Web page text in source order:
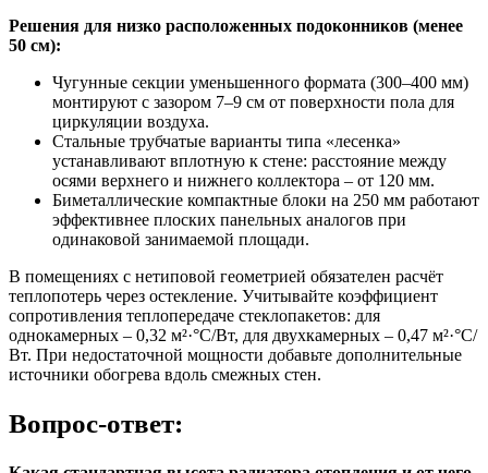
Решения для низко расположенных подоконников (менее
50 см):
Чугунные секции уменьшенного формата (300–400 мм)
монтируют с зазором 7–9 см от поверхности пола для
циркуляции воздуха.
Стальные трубчатые варианты типа «лесенка»
устанавливают вплотную к стене: расстояние между
осями верхнего и нижнего коллектора – от 120 мм.
Биметаллические компактные блоки на 250 мм работают
эффективнее плоских панельных аналогов при
одинаковой занимаемой площади.
В помещениях с нетиповой геометрией обязателен расчёт
теплопотерь через остекление. Учитывайте коэффициент
сопротивления теплопередаче стеклопакетов: для
однокамерных – 0,32 м²·°C/Вт, для двухкамерных – 0,47 м²·°C/
Вт. При недостаточной мощности добавьте дополнительные
источники обогрева вдоль смежных стен.
Вопрос-ответ: